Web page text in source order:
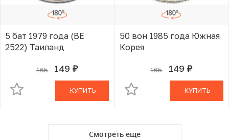
5 бат 1979 года (BE
2522) Таиланд
165 149 руб.
В КОРЗИНЕ
КУПИТЬ
50 вон 1985 года Южная
Корея
165 149 руб.
В КОРЗИНЕ
КУПИТЬ
Смотреть ещё